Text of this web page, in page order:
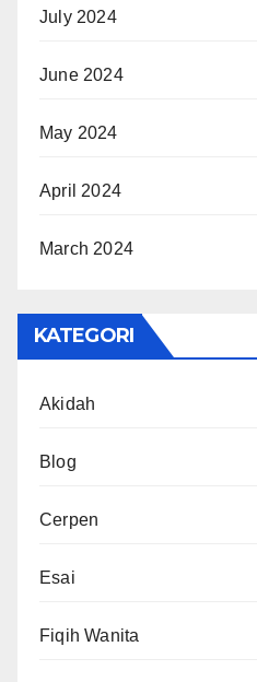
July 2024
June 2024
May 2024
April 2024
March 2024
KATEGORI
Akidah
Blog
Cerpen
Esai
Fiqih Wanita